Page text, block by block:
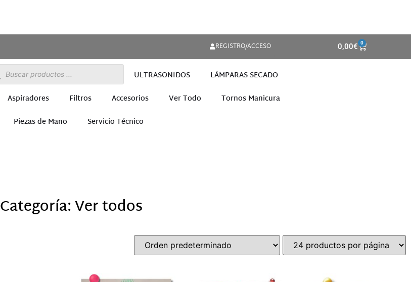
REGISTRO/ACCESO 0,00€ 0
ULTRASONIDOS
LÁMPARAS SECADO
Aspiradores Filtros Accesorios Ver Todo
Tornos Manicura
Piezas de Mano Servicio Técnico
Categoría: Ver todos